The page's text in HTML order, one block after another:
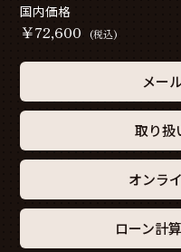
国内価格
￥72,600 (税込)
メー
取り扱
オンラ
ローン計